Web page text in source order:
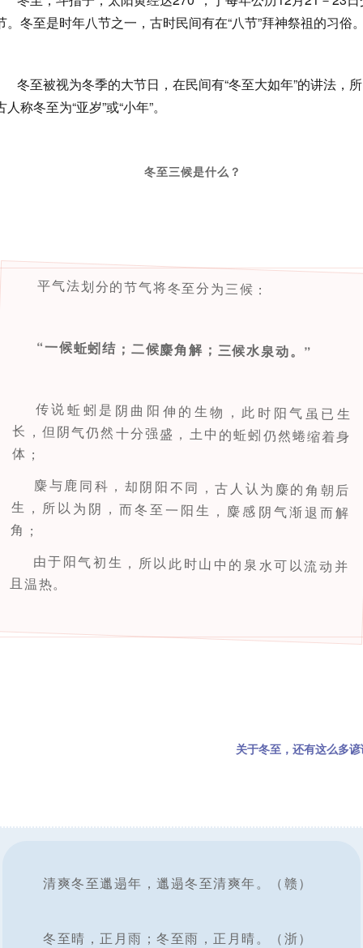
。冬至是时年八节之一，古时民间有在“八节”拜神祭祖的习俗
冬至被视为冬季的大节日，在民间有“冬至大如年”的讲法，
人称冬至为“亚岁”或“小年”。
冬至三候是什么？
平气法划分的节气将冬至分为三候：
“一候蚯蚓结；二候麋角解； 三候水泉动。 ”
传说蚯蚓是阴曲阳伸的生物，此时阳气虽已生
长，但阴气仍然十分强盛，土中的蚯蚓仍然蜷缩着身
体；
麋与鹿同科，却阴阳不同，古人认为麋的角朝后
生，所以为阴，而冬至一阳生，麋感阴气渐退而解
角；
由于阳气初生，所以此时山中的泉水可以流动并
且温热。
关于冬至，还有这么多
清爽冬至邋遢年，邋遢冬至清爽年。（赣）
冬至晴，正月雨；冬至雨，正月晴。（浙）